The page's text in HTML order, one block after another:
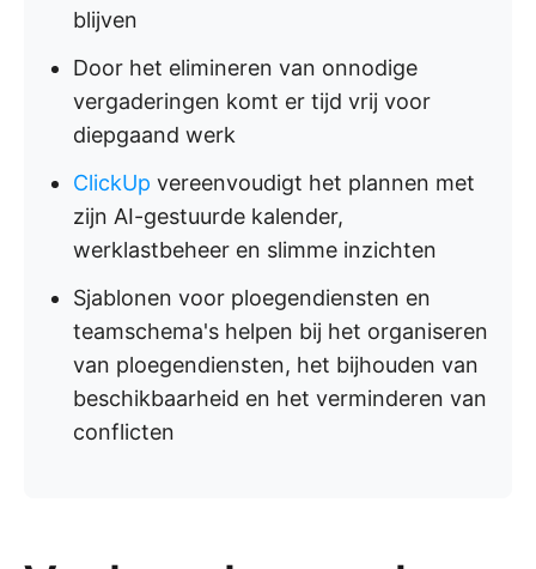
blijven
Door het elimineren van onnodige
vergaderingen komt er tijd vrij voor
diepgaand werk
ClickUp vereenvoudigt het plannen met
zijn AI-gestuurde kalender,
werklastbeheer en slimme inzichten
Sjablonen voor ploegendiensten en
teamschema's helpen bij het organiseren
van ploegendiensten, het bijhouden van
beschikbaarheid en het verminderen van
conflicten